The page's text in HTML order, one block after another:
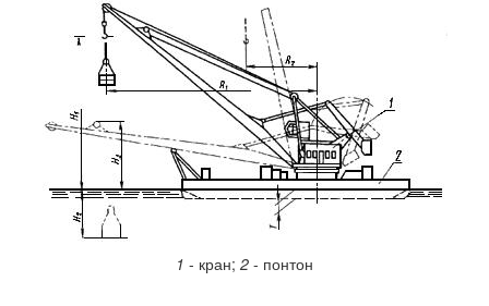
1 - кран; 2 - понтон